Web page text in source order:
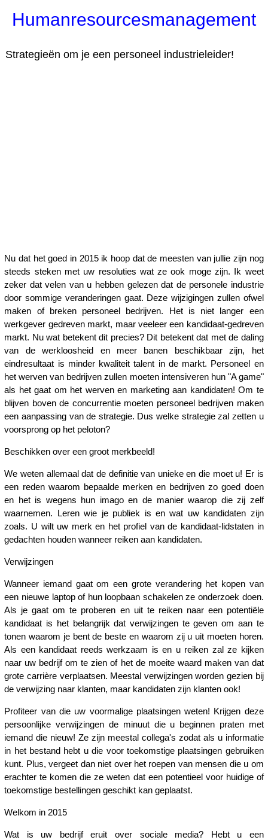
Humanresourcesmanagement
Strategieën om je een personeel industrieleider!
Nu dat het goed in 2015 ik hoop dat de meesten van jullie zijn nog
steeds steken met uw resoluties wat ze ook moge zijn. Ik weet
zeker dat velen van u hebben gelezen dat de personele industrie
door sommige veranderingen gaat. Deze wijzigingen zullen ofwel
maken of breken personeel bedrijven. Het is niet langer een
werkgever gedreven markt, maar veeleer een kandidaat-gedreven
markt. Nu wat betekent dit precies? Dit betekent dat met de daling
van de werkloosheid en meer banen beschikbaar zijn, het
eindresultaat is minder kwaliteit talent in de markt. Personeel en
het werven van bedrijven zullen moeten intensiveren hun "A game"
als het gaat om het werven en marketing aan kandidaten! Om te
blijven boven de concurrentie moeten personeel bedrijven maken
een aanpassing van de strategie. Dus welke strategie zal zetten u
voorsprong op het peloton?
Beschikken over een groot merkbeeld!
We weten allemaal dat de definitie van unieke en die moet u! Er is
een reden waarom bepaalde merken en bedrijven zo goed doen
en het is wegens hun imago en de manier waarop die zij zelf
waarnemen. Leren wie je publiek is en wat uw kandidaten zijn
zoals. U wilt uw merk en het profiel van de kandidaat-lidstaten in
gedachten houden wanneer reiken aan kandidaten.
Verwijzingen
Wanneer iemand gaat om een grote verandering het kopen van
een nieuwe laptop of hun loopbaan schakelen ze onderzoek doen.
Als je gaat om te proberen en uit te reiken naar een potentiële
kandidaat is het belangrijk dat verwijzingen te geven om aan te
tonen waarom je bent de beste en waarom zij u uit moeten horen.
Als een kandidaat reeds werkzaam is en u reiken zal ze kijken
naar uw bedrijf om te zien of het de moeite waard maken van dat
grote carrière verplaatsen. Meestal verwijzingen worden gezien bij
de verwijzing naar klanten, maar kandidaten zijn klanten ook!
Profiteer van die uw voormalige plaatsingen weten! Krijgen deze
persoonlijke verwijzingen de minuut die u beginnen praten met
iemand die nieuw! Ze zijn meestal collega's zodat als u informatie
in het bestand hebt u die voor toekomstige plaatsingen gebruiken
kunt. Plus, vergeet dan niet over het roepen van mensen die u om
erachter te komen die ze weten dat een potentieel voor huidige of
toekomstige bestellingen geschikt kan geplaatst.
Welkom in 2015
Wat is uw bedrijf eruit over sociale media? Hebt u een